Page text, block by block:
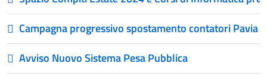
Campagna progressivo spostamento contatori Pavia
Avviso Nuovo Sistema Pesa Pubblica